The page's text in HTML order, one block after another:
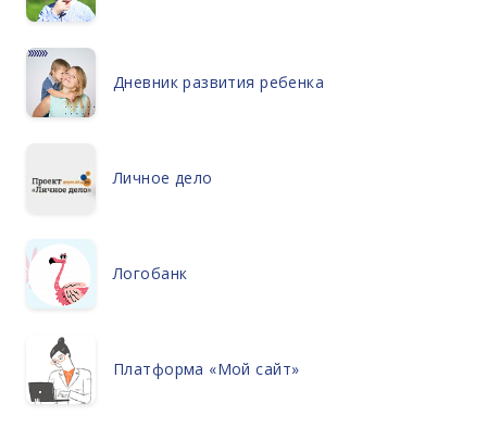
Дневник развития ребенка
Личное дело
Логобанк
Платформа «Мой сайт»